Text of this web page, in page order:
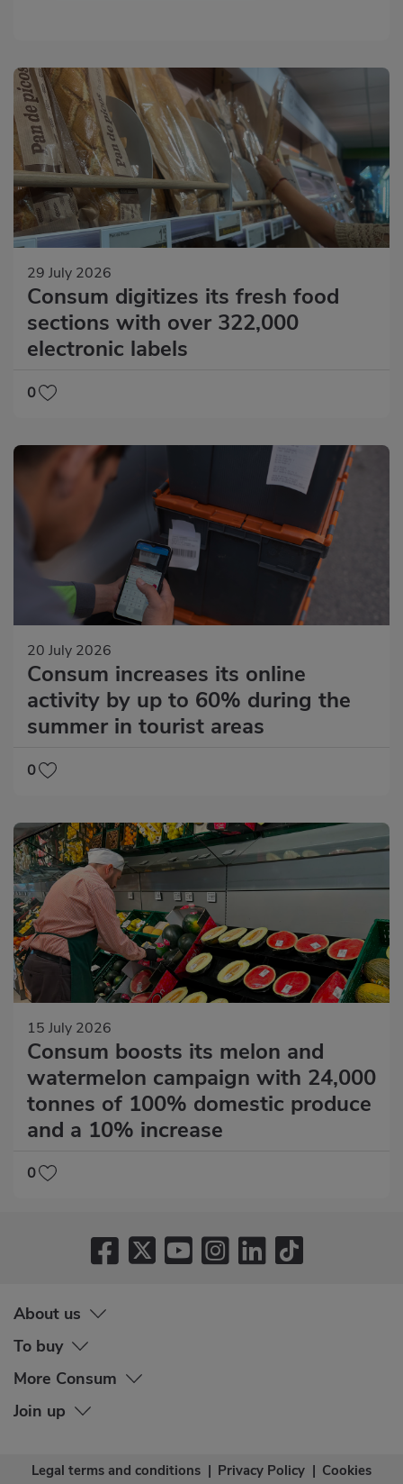
29 July 2026
Consum digitizes its fresh food
sections with over 322,000
electronic labels
0
20 July 2026
Consum increases its online
activity by up to 60% during the
summer in tourist areas
0
15 July 2026
Consum boosts its melon and
watermelon campaign with 24,000
tonnes of 100% domestic produce
and a 10% increase
0
About us
To buy
More Consum
Join up
Legal terms and conditions | Privacy Policy | Cookies